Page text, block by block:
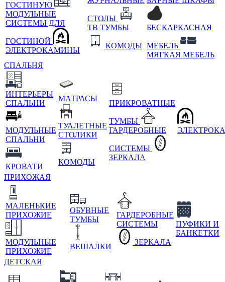
ГОСТИНУЮ
МОДУЛЬНЫЕ
СИСТЕМЫ ДЛЯ
ГОСТИНОЙ
ЭЛЕКТРОКАМИНЫ
СТОЛЫ
ТВ ТУМБЫ
КОМОДЫ
БЕСКАРКАСНАЯ
МЕБЕЛЬ
МЯГКАЯ МЕБЕЛЬ
СПАЛЬНЯ
ИНТЕРЬЕРЫ
СПАЛЬНИ
МОДУЛЬНЫЕ
СПАЛЬНИ
КРОВАТИ
МАТРАСЫ
ТУАЛЕТНЫЕ
СТОЛИКИ
КОМОДЫ
ПРИКРОВАТНЫЕ
ТУМБЫ
ГАРДЕРОБНЫЕ
СИСТЕМЫ
ЗЕРКАЛА
ПРИХОЖАЯ
МАЛЕНЬКИЕ
ПРИХОЖИЕ
МОДУЛЬНЫЕ
ПРИХОЖИЕ
ОБУВНЫЕ
ТУМБЫ
ВЕШАЛКИ
ГАРДЕРОБНЫЕ
СИСТЕМЫ
ЗЕРКАЛА
ПУФИКИ И
БАНКЕТКИ
ДЕТСКАЯ